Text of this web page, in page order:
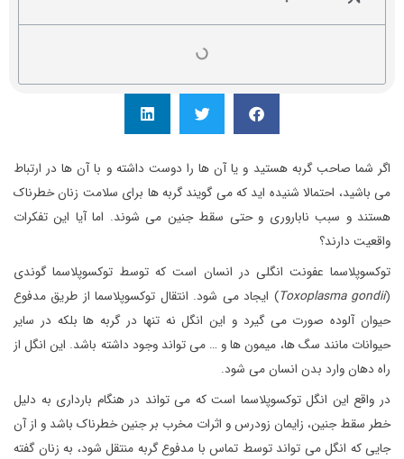
اگر شما صاحب گربه هستید و یا آن ها را دوست داشته و با آن ها در ارتباط
می باشید، احتمالا شنیده اید که می گویند گربه ها برای سلامت زنان خطرناک
هستند و سبب ناباروری و حتی سقط جنین می شوند. اما آیا این تفکرات
واقعیت دارند؟
توکسوپلاسما عفونت انگلی در انسان است که توسط توکسوپلاسما گوندی
(
Toxoplasma gondii) ایجاد می شود. انتقال توکسوپلاسما از طریق مدفوع
حیوان آلوده صورت می گیرد و این انگل نه تنها در گربه ها بلکه در سایر
حیوانات مانند سگ ها، میمون ها و … می تواند وجود داشته باشد. این انگل از
راه دهان وارد بدن انسان می شود.
در واقع این انگل توکسوپلاسما است که می تواند در هنگام بارداری به دلیل
خطر سقط جنین، زایمان زودرس و اثرات مخرب بر جنین خطرناک باشد و از آن
جایی که انگل می تواند توسط تماس با مدفوع گربه منتقل شود، به زنان گفته